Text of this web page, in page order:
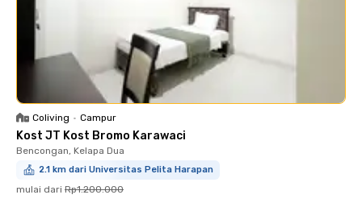
Coliving • Campur
Kost JT Kost Bromo Karawaci
Bencongan, Kelapa Dua
2.1 km dari Universitas Pelita Harapan
mulai dari Rp1.200.000